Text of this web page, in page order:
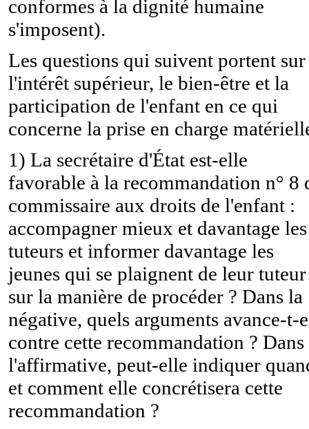
conformes à la dignité humaine
s'imposent).
Les questions qui suivent portent sur
l'intérêt supérieur, le bien-être et la
participation de l'enfant en ce qui
concerne la prise en charge
1) La secrétaire d'État est-elle
favorable à la recommandation n° 8
commissaire aux droits de l'enfant :
accompagner mieux et davantage les
tuteurs et informer davantage les
jeunes qui se plaignent de leur tuteur
sur la manière de procéder ? Dans la
négative, quels arguments avance-t-
contre cette recommandation ? Dans
l'affirmative, peut-elle indiquer
et comment elle concrétisera cette
recommandation ?